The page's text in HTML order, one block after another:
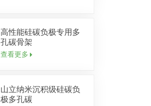
高性能硅碳负极专用多
孔碳骨架
查看更多
山立纳米沉积级硅碳负
极多孔碳